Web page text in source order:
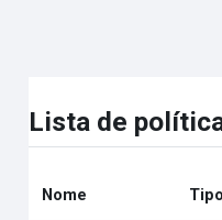
Lista de
Nome Tipo